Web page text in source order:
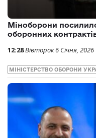
Міноборони
оборонних
12:28Вівторок 6 Січня, 2026
МІНІСТЕРСТВО ОБОРОНИ